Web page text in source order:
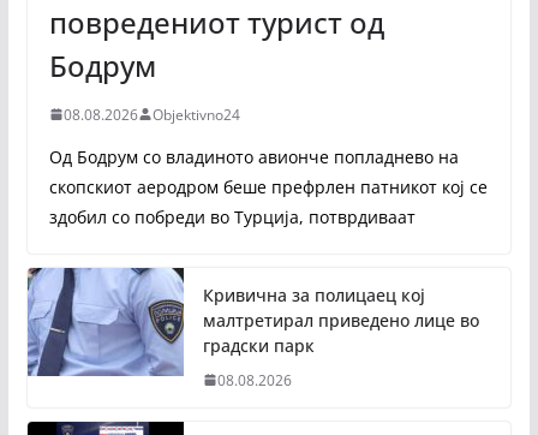
повредениот турист од
Бодрум
08.08.2026 Objektivno24
Од Бодрум со владиното авионче попладнево на
скопскиот аеродром беше префрлен патникот кој се
здобил со побреди во Турција, потврдиваат
Кривична за полицаец кој
малтретирал приведено лице во
градски парк
08.08.2026